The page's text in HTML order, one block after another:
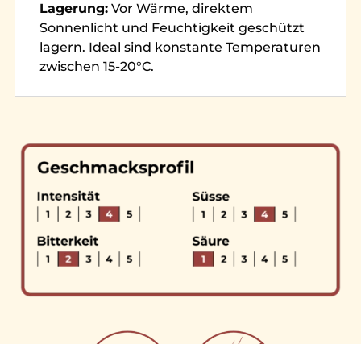
Lagerung:Vor Wärme, direktem
Sonnenlicht und Feuchtigkeit geschützt
lagern. Ideal sind konstante Temperaturen
zwischen 15-20°C.